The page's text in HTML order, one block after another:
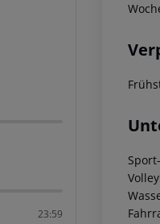
23:59